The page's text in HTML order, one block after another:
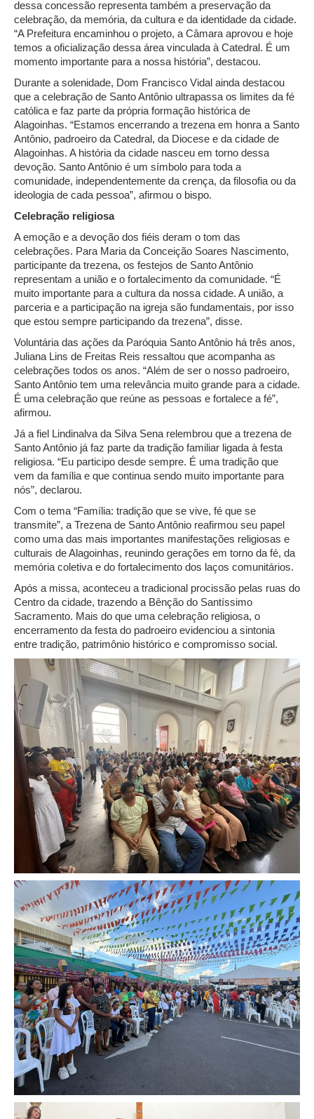
dessa concessão representa também a preservação da
celebração, da memória, da cultura e da identidade da cidade.
“A Prefeitura encaminhou o projeto, a Câmara aprovou e hoje
temos a oficialização dessa área vinculada à Catedral. É um
momento importante para a nossa história”, destacou.
Durante a solenidade, Dom Francisco Vidal ainda destacou
que a celebração de Santo Antônio ultrapassa os limites da fé
católica e faz parte da própria formação histórica de
Alagoinhas. “Estamos encerrando a trezena em honra a Santo
Antônio, padroeiro da Catedral, da Diocese e da cidade de
Alagoinhas. A história da cidade nasceu em torno dessa
devoção. Santo Antônio é um símbolo para toda a
comunidade, independentemente da crença, da filosofia ou da
ideologia de cada pessoa”, afirmou o bispo.
Celebração religiosa
A emoção e a devoção dos fiéis deram o tom das
celebrações. Para Maria da Conceição Soares Nascimento,
participante da trezena, os festejos de Santo Antônio
representam a união e o fortalecimento da comunidade. “É
muito importante para a cultura da nossa cidade. A união, a
parceria e a participação na igreja são fundamentais, por isso
que estou sempre participando da trezena”, disse.
Voluntária das ações da Paróquia Santo Antônio há três anos,
Juliana Lins de Freitas Reis ressaltou que acompanha as
celebrações todos os anos. “Além de ser o nosso padroeiro,
Santo Antônio tem uma relevância muito grande para a cidade.
É uma celebração que reúne as pessoas e fortalece a fé”,
afirmou.
Já a fiel Lindinalva da Silva Sena relembrou que a trezena de
Santo Antônio já faz parte da tradição familiar ligada à festa
religiosa. “Eu participo desde sempre. É uma tradição que
vem da família e que continua sendo muito importante para
nós”, declarou.
Com o tema “Família: tradição que se vive, fé que se
transmite”, a Trezena de Santo Antônio reafirmou seu papel
como uma das mais importantes manifestações religiosas e
culturais de Alagoinhas, reunindo gerações em torno da fé, da
memória coletiva e do fortalecimento dos laços comunitários.
Após a missa, aconteceu a tradicional procissão pelas ruas do
Centro da cidade, trazendo a Bênção do Santíssimo
Sacramento. Mais do que uma celebração religiosa, o
encerramento da festa do padroeiro evidenciou a sintonia
entre tradição, patrimônio histórico e compromisso social.